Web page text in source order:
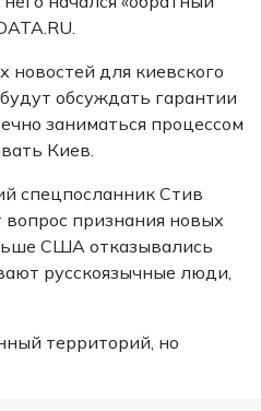
для киевского
обсуждать гарантии
заниматься процессом
Киев.
спецпосланник Стив
признания новых
США отказывались
русскоязычные люди,
территорий, но